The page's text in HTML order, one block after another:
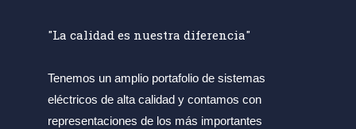
"La calidad es nuestra diferencia"
Tenemos un amplio portafolio de sistemas
eléctricos de alta calidad y contamos con
representaciones de los más importantes